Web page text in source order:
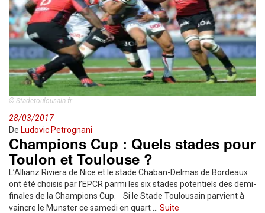
© Stadetoulousain.fr
28/03/2017
De Ludovic Petrognani
Champions Cup : Quels stades pour
Toulon et Toulouse ?
L’Allianz Riviera de Nice et le stade Chaban-Delmas de Bordeaux
ont été choisis par l’EPCR parmi les six stades potentiels des demi-
finales de la Champions Cup. Si le Stade Toulousain parvient à
vaincre le Munster ce samedi en quart … Suite